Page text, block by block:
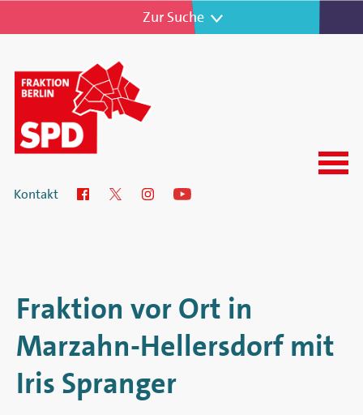
Zur Navigation
Zur Suche
Fraktion
Abgeordnetenhaus
von
Berlin
Kontakt FacebookTwitterInstagramYouTube
Menu
Fraktion vor Ort in
Marzahn-Hellersdorf mit
Iris Spranger